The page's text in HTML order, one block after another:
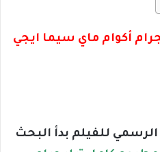
أكوام ماي سيما ايجي
الرسمي للفيلم بدأ البحث